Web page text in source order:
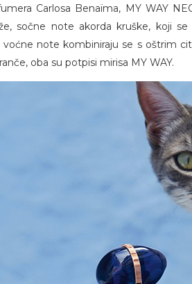
Carlosa Benaïma, MY WAY
sočne note akorda kruške, koji
voćne note kombiniraju se s oštrim
oba su potpisi mirisa MY WAY.